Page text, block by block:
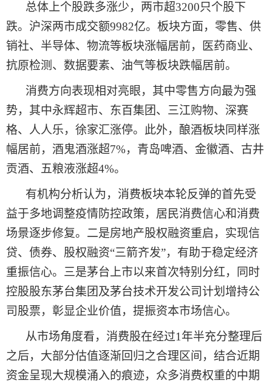
总体上个股跌多涨少，两市超3200只个股下
跌。沪深两市成交额9982亿。板块方面，零售、供
销社、半导体、物流等板块涨幅居前，医药商业、
抗原检测、数据要素、油气等板块跌幅居前。
消费方向表现相对亮眼，其中零售方向最为强
势，其中永辉超市、东百集团、三江购物、深赛
格、人人乐，徐家汇涨停。此外，酿酒板块同样涨
幅居前，酒鬼酒涨超7%，青岛啤酒、金徽酒、古井
贡酒、五粮液涨超4%。
有机构分析认为 ，消费板块本轮反弹的首先受
益于多地调整疫情防控政策，居民消费信心和消费
场景逐步修复。二是房地产股权融资重启，实现信
贷、债券、股权融资“三箭齐发”，有助于稳定经济
重振信心。三是茅台上市以来首次特别分红，同时
控股股东茅台集团及茅台技术开发公司计划增持公
司股票，彰显企业价值，提振资本市场信心。
从市场角度看，消费股在经过1年半充分整理后
之后，大部分估值逐渐回归之合理区间，结合近期
资金呈现大规模涌入的痕迹，众多消费权重的中期